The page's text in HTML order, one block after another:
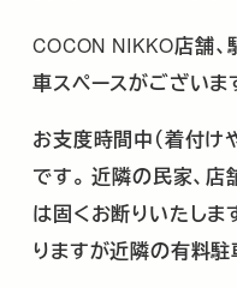
COCON NIKKO店舗
車スペースがございま
お支度時間中（着付け
です。 近隣の民家、店
は固くお断りいたしま
りますが近隣の有料駐